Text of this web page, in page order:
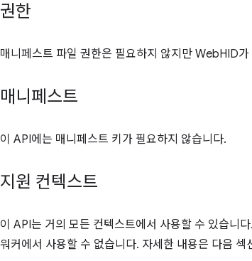
권한
매니페스트 파일 권한은 필요하지 않지만 WebHID
매니페스트
이 API에는 매니페스트 키가 필요하지 않습니다.
지원 컨텍스트
이 API는 거의 모든 컨텍스트에서 사용할 수 있습니다.
워커에서 사용할 수 없습니다. 자세한 내용은 다음 섹